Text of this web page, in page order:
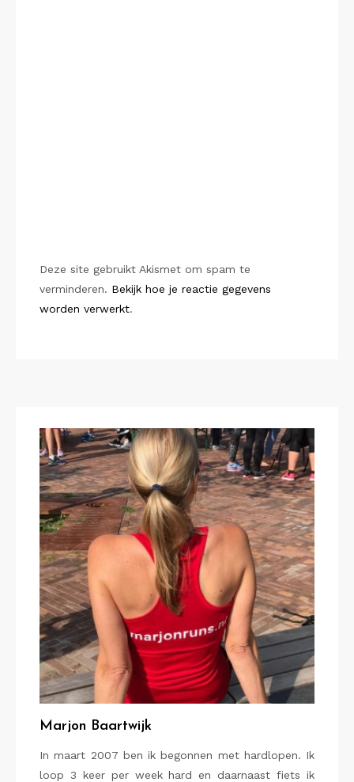
Deze site gebruikt Akismet om spam te
verminderen. Bekijk hoe je reactie gegevens
worden verwerkt.
Marjon Baartwijk
In maart 2007 ben ik begonnen met hardlopen. Ik
loop 3 keer per week hard en daarnaast fiets ik